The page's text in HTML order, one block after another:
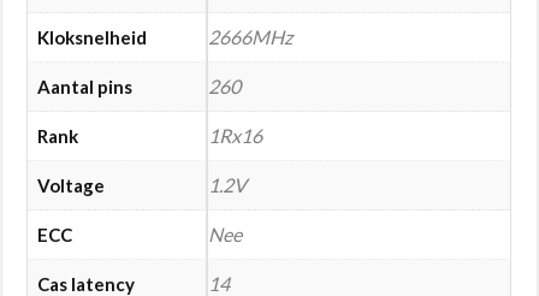
Kloksnelheid 2666MHz
Aantal pins 260
Rank 1Rx16
Voltage 1.2V
ECC Nee
Cas latency 14